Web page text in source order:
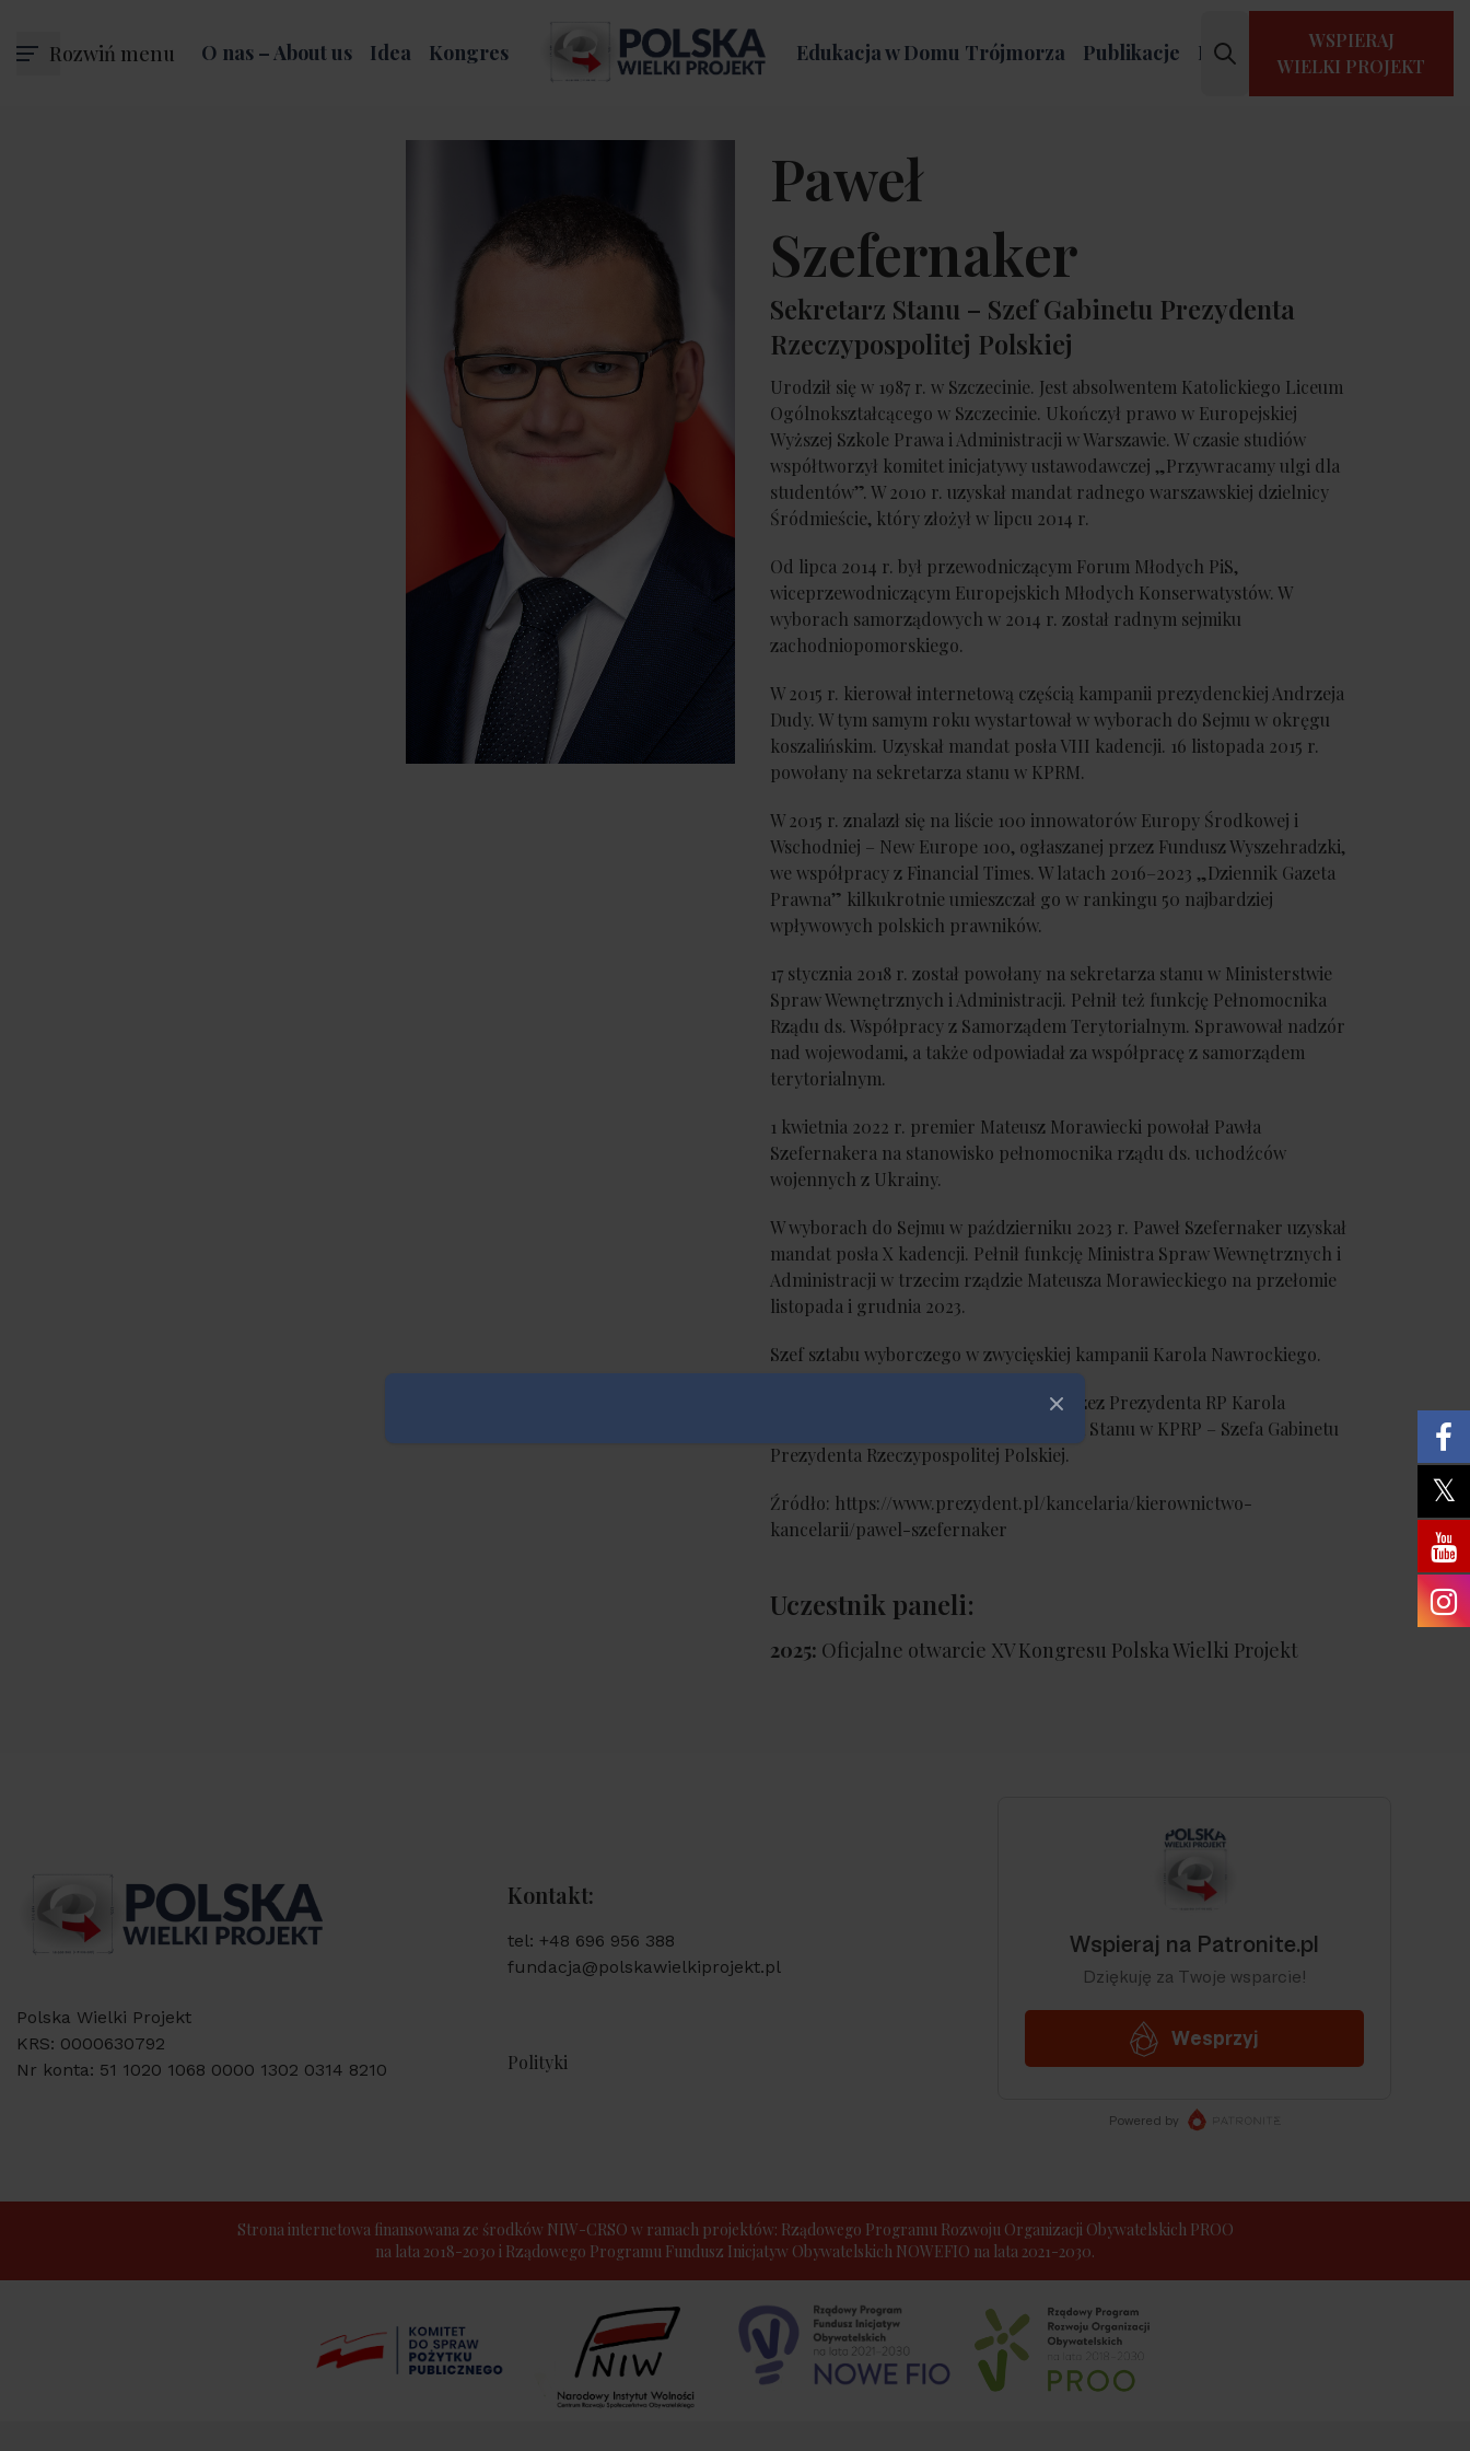
Rozwiń menu O nas – About us Idea Kongres Edukacja w Domu Trójmorza Publikacje Kontakt
WSPIERAJ
WIELKI PROJEKT
Paweł
Szefernaker
Sekretarz Stanu – Szef Gabinetu Prezydenta
Rzeczypospolitej Polskiej
Urodził się w 1987 r. w Szczecinie. Jest absolwentem Katolickiego Liceum
Ogólnokształcącego w Szczecinie. Ukończył prawo w Europejskiej
Wyższej Szkole Prawa i Administracji w Warszawie. W czasie studiów
współtworzył komitet inicjatywy ustawodawczej „Przywracamy ulgi dla
studentów”. W 2010 r. uzyskał mandat radnego warszawskiej dzielnicy
Śródmieście, który złożył w lipcu 2014 r.
Od lipca 2014 r. był przewodniczącym Forum Młodych PiS,
wiceprzewodniczącym Europejskich Młodych Konserwatystów. W
wyborach samorządowych w 2014 r. został radnym sejmiku
zachodniopomorskiego.
W 2015 r. kierował internetową częścią kampanii prezydenckiej Andrzeja
Dudy. W tym samym roku wystartował w wyborach do Sejmu w okręgu
koszalińskim. Uzyskał mandat posła VIII kadencji. 16 listopada 2015 r.
powołany na sekretarza stanu w KPRM.
W 2015 r. znalazł się na liście 100 innowatorów Europy Środkowej i
Wschodniej – New Europe 100, ogłaszanej przez Fundusz Wyszehradzki,
we współpracy z Financial Times. W latach 2016–2023 „Dziennik Gazeta
Prawna” kilkukrotnie umieszczał go w rankingu 50 najbardziej
wpływowych polskich prawników.
17 stycznia 2018 r. został powołany na sekretarza stanu w Ministerstwie
Spraw Wewnętrznych i Administracji. Pełnił też funkcję Pełnomocnika
Rządu ds. Współpracy z Samorządem Terytorialnym. Sprawował nadzór
nad wojewodami, a także odpowiadał za współpracę z samorządem
terytorialnym.
1 kwietnia 2022 r. premier Mateusz Morawiecki powołał Pawła
Szefernakera na stanowisko pełnomocnika rządu ds. uchodźców
wojennych z Ukrainy.
W wyborach do Sejmu w październiku 2023 r. Paweł Szefernaker uzyskał
mandat posła X kadencji. Pełnił funkcję Ministra Spraw Wewnętrznych i
Administracji w trzecim rządzie Mateusza Morawieckiego na przełomie
listopada i grudnia 2023.
Szef sztabu wyborczego w zwycięskiej kampanii Karola Nawrockiego.
Z dniem 7 sierpnia 2025 r. powołany przez Prezydenta RP Karola
Nawrockiego na stanowisko Sekretarza Stanu w KPRP – Szefa Gabinetu
Prezydenta Rzeczypospolitej Polskiej.
Źródło: https://www.prezydent.pl/kancelaria/kierownictwo-
kancelarii/pawel-szefernaker
Uczestnik paneli:
2025: Oficjalne otwarcie XV Kongresu Polska Wielki Projekt
Polska Wielki Projekt
KRS: 0000630792
Nr konta: 51 1020 1068 0000 1302 0314 8210
Kontakt:
tel: +48 696 956 388
fundacja@polskawielkiprojekt.pl
Polityki
Strona internetowa finansowana ze środków NIW-CRSO w ramach projektów: Rządowego Programu Rozwoju Organizacji Obywatelskich PROO
na lata 2018-2030 i Rządowego Programu Fundusz Inicjatyw Obywatelskich NOWEFIO na lata 2021-2030.
Zamknij